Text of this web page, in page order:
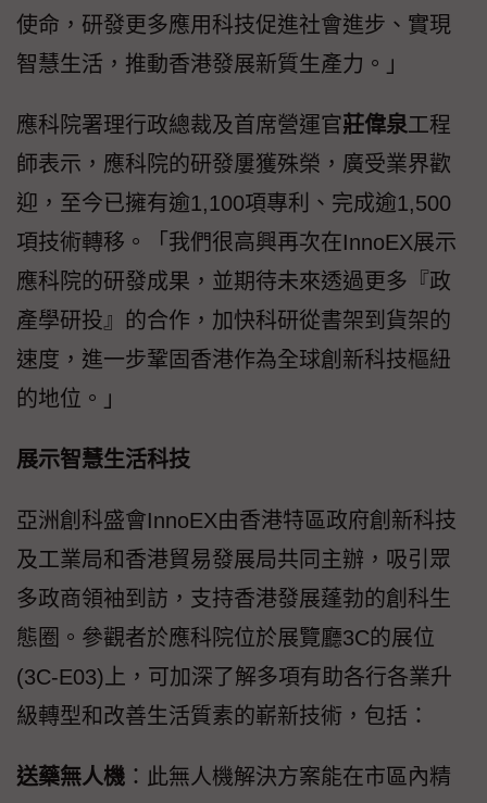
使命，研發更多應用科技促進社會進步、實現
智慧生活，推動香港發展新質生產力。」
應科院署理行政總裁及首席營運官莊偉泉工程
師表示，應科院的研發屢獲殊榮，廣受業界歡
迎，至今已擁有逾1,100項專利、完成逾1,500
項技術轉移。「我們很高興再次在InnoEX展示
應科院的研發成果，並期待未來透過更多『政
產學研投』的合作，加快科研從書架到貨架的
速度，進一步鞏固香港作為全球創新科技樞紐
的地位。」
展示智慧生活科技
亞洲創科盛會InnoEX由香港特區政府創新科技
及工業局和香港貿易發展局共同主辦，吸引眾
多政商領袖到訪，支持香港發展蓬勃的創科生
態圈。參觀者於應科院位於展覽廳3C的展位
(3C-E03)上，可加深了解多項有助各行各業升
級轉型和改善生活質素的嶄新技術，包括：
送藥無人機 ：此無人機解決方案能在市區內精